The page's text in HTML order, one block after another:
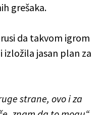
grešaka.
da takvom igrom
izložila jasan plan za
strane, ovo i za